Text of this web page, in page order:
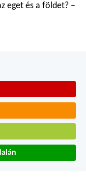
eget és a földet? –